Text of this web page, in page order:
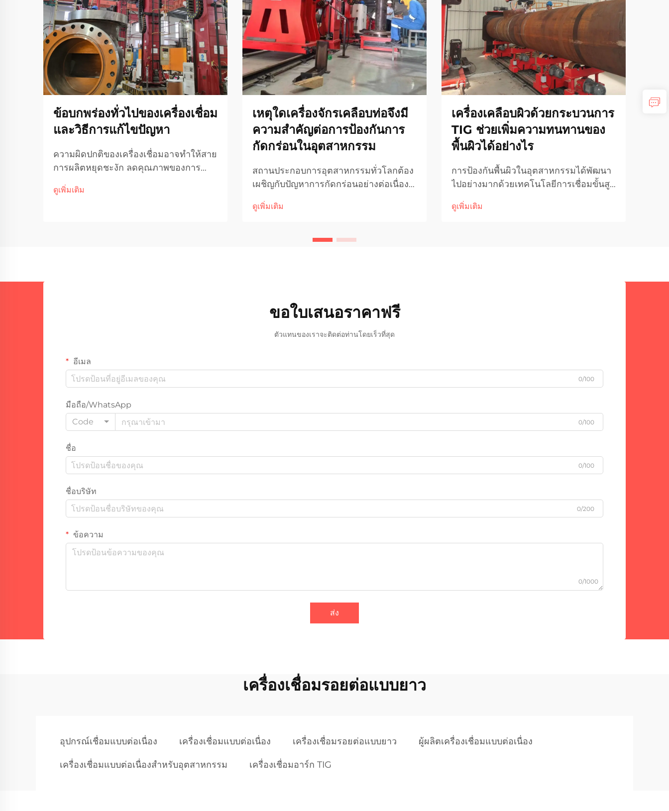
ข้อบกพร่องทั่วไปของเครื่องเชื่อม
และวิธีการแก้ไขปัญหา
ความผิดปกติของเครื่องเชื่อมอาจทำให้สาย
การผลิตหยุดชะงัก ลดคุณภาพของการ
ต่อค่าใช้จ่ายสูงในกระบวนการผลิต
ดูเพิ่มเติม
เหตุใดเครื่องจักรเคลือบท่อจึงมี
ความสำคัญต่อการป้องกันการ
กัดกร่อนในอุตสาหกรรม
สถานประกอบการอุตสาหกรรมทั่วโลกต้อง
เผชิญกับปัญหาการกัดกร่อนอย่างต่อเนื่อง
สำคัญที่ต้องการการป้องกันระดับสูง การนำ
โฉมวิธีที่อุตสาหกรรม...
ดูเพิ่มเติม
เครื่องเคลือบผิวด้วยกระบวนการ
TIG ช่วยเพิ่มความทนทานของ
พื้นผิวได้อย่างไร
การป้องกันพื้นผิวในอุตสาหกรรมได้พัฒนา
ไปอย่างมากด้วยเทคโนโลยีการเชื่อมขั้นสูง
ต้องการความทนทานและความแม่นยำสูง
ดูเพิ่มเติม
ขอใบเสนอราคาฟรี
ตัวแทนของเราจะติดต่อท่านโดยเร็วที่สุด
อีเมล
0/100
มือถือ/WhatsApp
Code
0/100
ชื่อ
0/100
ชื่อบริษัท
0/200
ข้อความ
0/1000
ส่ง
เครื่องเชื่อมรอยต่อแบบยาว
อุปกรณ์เชื่อมแบบต่อเนื่อง เครื่องเชื่อมแบบต่อเนื่อง เครื่องเชื่อมรอยต่อแบบยาว ผู้ผลิตเครื่องเชื่อมแบบต่อเนื่อง
เครื่องเชื่อมแบบต่อเนื่องสำหรับอุตสาหกรรม เครื่องเชื่อมอาร์ก TIG